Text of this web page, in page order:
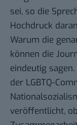
sei, so die
Hochdruck
Warum die
können die
eindeutig
der LGBTQ-
veröffentlicht,